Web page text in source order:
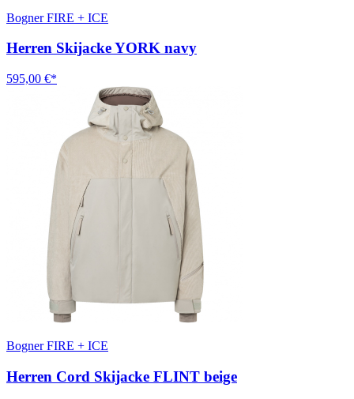
Bogner FIRE + ICE
Herren Skijacke YORK navy
595,00 €*
Bogner FIRE + ICE
Herren Cord Skijacke FLINT beige